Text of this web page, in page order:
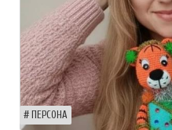
ПЕРСОНА